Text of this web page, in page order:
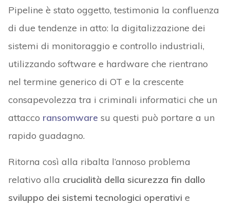
Pipeline è stato oggetto, testimonia la confluenza
di due tendenze in atto: la digitalizzazione dei
sistemi di monitoraggio e controllo industriali,
utilizzando software e hardware che rientrano
nel termine generico di OT e la crescente
consapevolezza tra i criminali informatici che un
attacco ransomware su questi può portare a un
rapido guadagno.
Ritorna così alla ribalta l’annoso problema
relativo alla crucialità della sicurezza fin dallo
sviluppo dei sistemi tecnologici operativi e